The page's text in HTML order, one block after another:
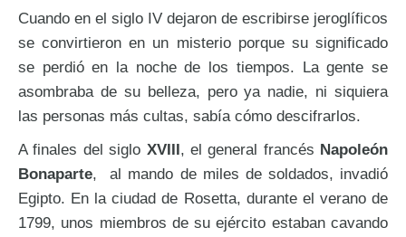
Cuando en el siglo IV dejaron de escribirse jeroglíficos
se convirtieron en un misterio porque su significado
se perdió en la noche de los tiempos. La gente se
asombraba de su belleza, pero ya nadie, ni siquiera
las personas más cultas, sabía cómo descifrarlos.
A finales del siglo XVIII, el general francés Napoleón
Bonaparte, al mando de miles de soldados, invadió
Egipto. En la ciudad de Rosetta, durante el verano de
1799, unos miembros de su ejército estaban cavando